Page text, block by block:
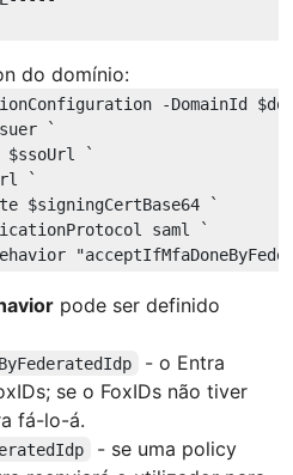
do domínio:
-DomainId
`
$ssoUrl
`
`
$signingCertBase64 `
saml `
pode ser definido
- o Entra
se o FoxIDs não tiver
fá-lo-á.
- se uma policy